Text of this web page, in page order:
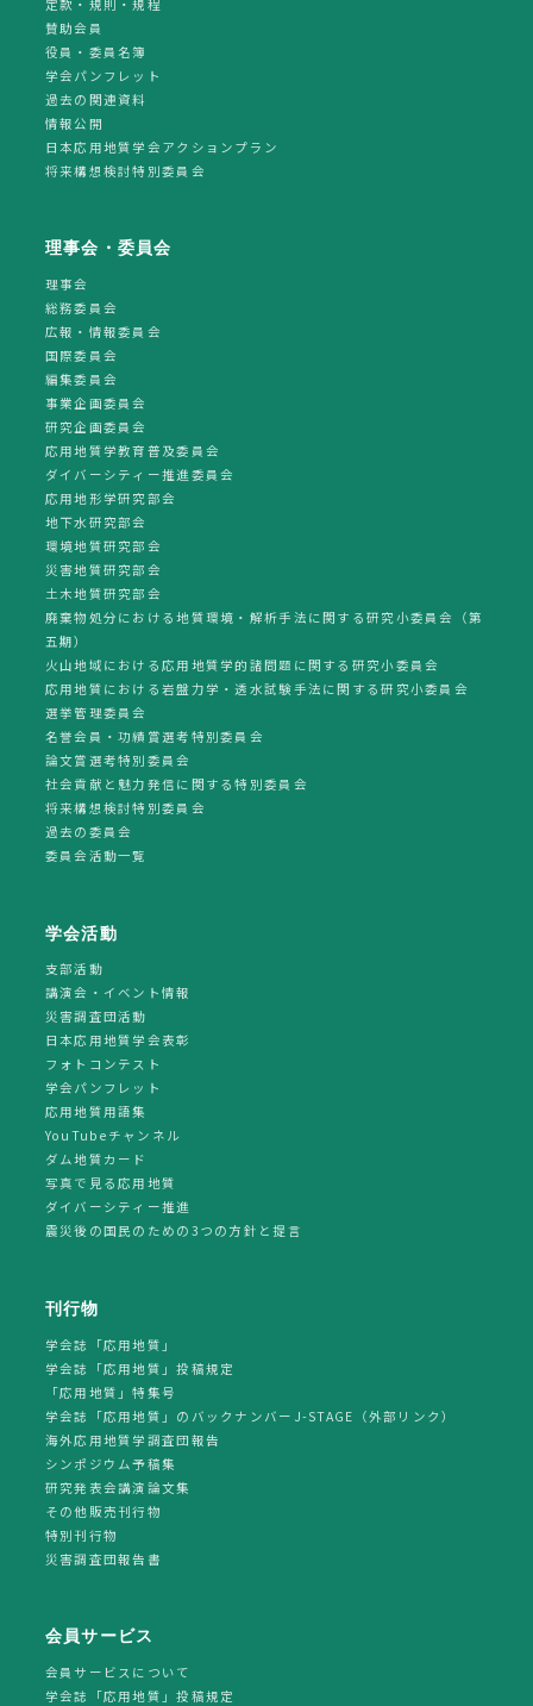
定款・規則・規程
賛助会員
役員・委員名簿
学会パンフレット
過去の関連資料
情報公開
日本応用地質学会アクションプラン
将来構想検討特別委員会
理事会・委員会
理事会
総務委員会
広報・情報委員会
国際委員会
編集委員会
事業企画委員会
研究企画委員会
応用地質学教育普及委員会
ダイバーシティー推進委員会
応用地形学研究部会
地下水研究部会
環境地質研究部会
災害地質研究部会
土木地質研究部会
廃棄物処分における地質環境・解析手法に関する研究小委員会（第
五期）
火山地域における応用地質学的諸問題に関する研究小委員会
応用地質における岩盤力学・透水試験手法に関する研究小委員会
選挙管理委員会
名誉会員・功績賞選考特別委員会
論文賞選考特別委員会
社会貢献と魅力発信に関する特別委員会
将来構想検討特別委員会
過去の委員会
委員会活動一覧
学会活動
支部活動
講演会・イベント情報
災害調査団活動
日本応用地質学会表彰
フォトコンテスト
学会パンフレット
応用地質用語集
YouTubeチャンネル
ダム地質カード
写真で見る応用地質
ダイバーシティー推進
震災後の国民のための3つの方針と提言
刊行物
学会誌「応用地質」
学会誌「応用地質」投稿規定
「応用地質」特集号
学会誌「応用地質」のバックナンバーJ-STAGE（外部リンク）
海外応用地質学調査団報告
シンポジウム予稿集
研究発表会講演論文集
その他販売刊行物
特別刊行物
災害調査団報告書
会員サービス
会員サービスについて
学会誌「応用地質」投稿規定